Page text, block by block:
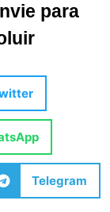
para
Telegram